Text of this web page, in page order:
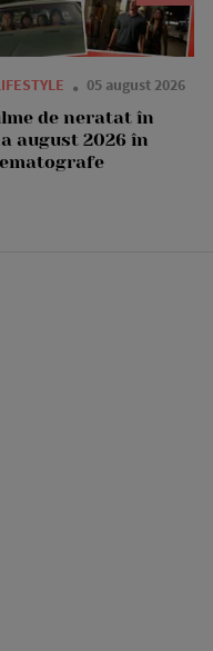
05 august 2026
de neratat în
august 2026 în